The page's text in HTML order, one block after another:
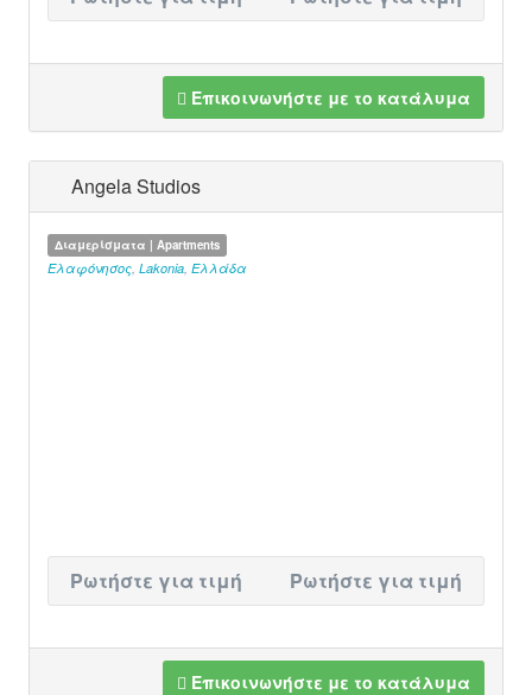
Επικοινωνήστε με το κατάλυμα
Angela Studios
Διαμερίσματα | Apartments
Ελαφόνησος Lakonia Ελλάδα
Ρωτήστε για τιμή Ρωτήστε για τιμή
Επικοινωνήστε με το κατάλυμα